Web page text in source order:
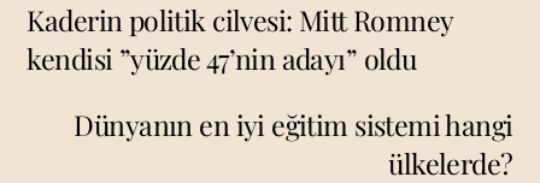
Kaderin politik cilvesi: Mitt Romney
kendisi ”yüzde 47’nin adayı” oldu
Dünyanın en iyi eğitim sistemi hangi
ülkelerde?